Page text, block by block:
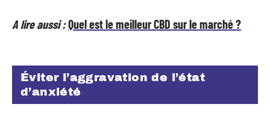
A lire aussi :Quel est le meilleur CBD sur le marché ?
Éviter l’aggravation de l’état
d’anxiété